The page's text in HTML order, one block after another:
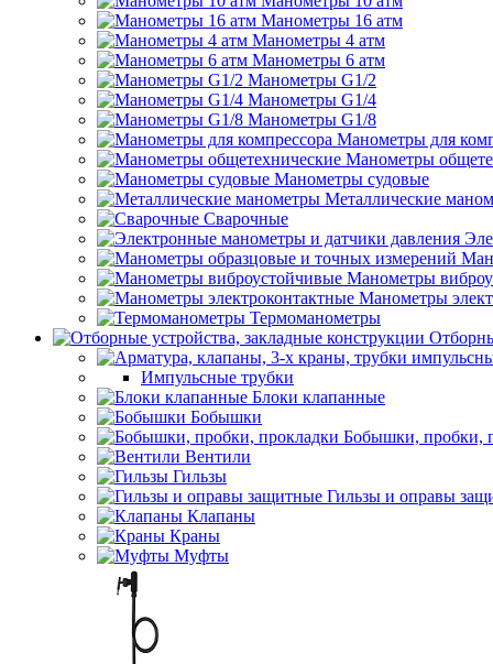
Манометры 16 атм
Манометры 4 атм
Манометры 6 атм
Манометры G1/2
Манометры G1/4
Манометры G1/8
Манометры для
Манометры
Манометры судовые
Металлические
Сварочные
Манометры
Манометры
Термоманометры
Импульсные трубки
Блоки клапанные
Бобышки
Бобышки, пробки,
Вентили
Гильзы
Гильзы и оправы
Клапаны
Краны
Муфты